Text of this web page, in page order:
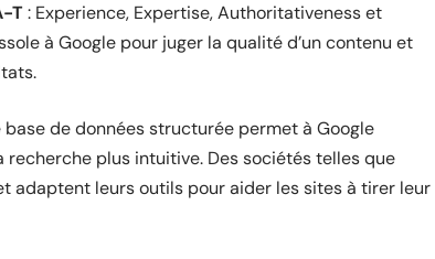
T: Experience, Expertise, Authoritativeness et
à Google pour juger la qualité d’un contenu et
de données structurée permet à Google
recherche plus intuitive. Des sociétés telles que
adaptent leurs outils pour aider les sites à tirer leur